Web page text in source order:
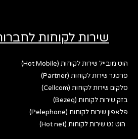
שירות לקוחות
הוט מובייל שירות לקוחות (Hot Mobile)
פרטנר שירות לקוחות (Partner)
סלקום שירות לקוחות (Cellcom)
בזק שירות לקוחות (Bezeq)
פלאפון שירות לקוחות (Pelephone)
הוט נט שירות לקוחות (Hot net)